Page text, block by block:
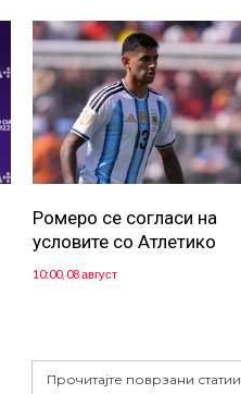
Ромеро се согласи на
условите со Атлетико
10:00, 08 август
Прочитајте поврзани статии